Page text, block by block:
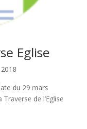
Eglise
du 29 mars
de l’Eglise